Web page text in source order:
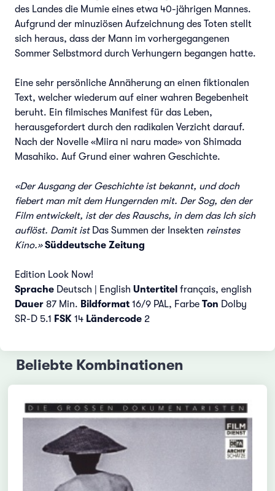
des Landes die Mumie eines etwa 40-jährigen Mannes.
Aufgrund der minuziösen Aufzeichnung des Toten stellt
sich heraus, dass der Mann im vorhergegangenen
Sommer Selbstmord durch Verhungern begangen hatte.
Eine sehr persönliche Annäherung an einen fiktionalen
Text, welcher wiederum auf einer wahren Begebenheit
beruht. Ein filmisches Manifest für das Leben,
herausgefordert durch den radikalen Verzicht darauf.
Nach der Novelle «Miira ni naru made» von Shimada
Masahiko. Auf Grund einer wahren Geschichte.
«Der Ausgang der Geschichte ist bekannt, und doch
fiebert man mit dem Hungernden mit. Der Sog, den der
Film entwickelt, ist der des Rauschs, in dem das Ich sich
auflöst. Damit istDas Summen der Insekten reinstes
Kino.» Süddeutsche Zeitung
Edition Look Now!
Sprache Deutsch | English Untertitel français, english
Dauer 87 Min. Bildformat 16/9 PAL, Farbe Ton Dolby
SR-D 5.1 FSK 14 Ländercode 2
Beliebte Kombinationen